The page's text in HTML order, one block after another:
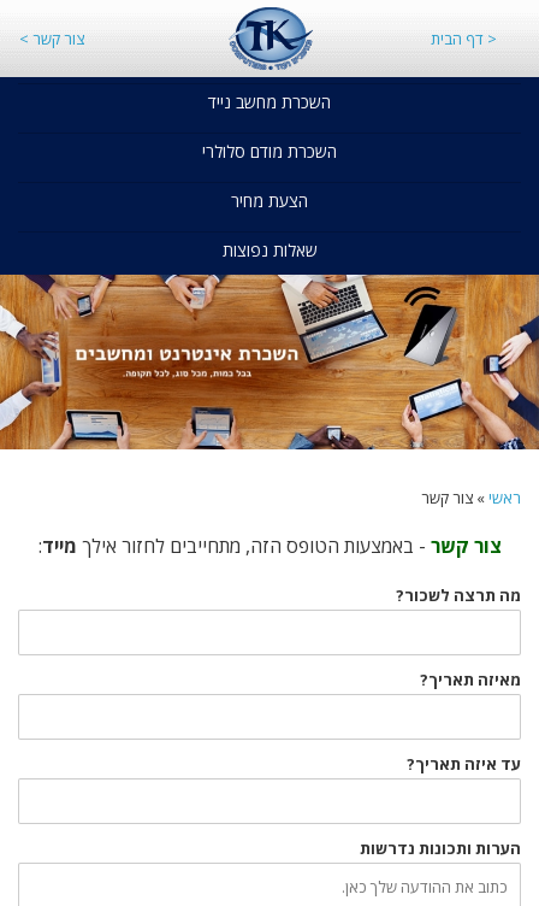
< דף הבית צור קשר >
השכרת מחשב נייד
השכרת מודם סלולרי
הצעת מחיר
שאלות נפוצות
ראשי» צור קשר
צור קשר - באמצעות הטופס הזה, מתחייבים לחזור אילך מייד:
מה תרצה לשכור?
מאיזה תאריך?
עד איזה תאריך?
הערות ותכונות נדרשות